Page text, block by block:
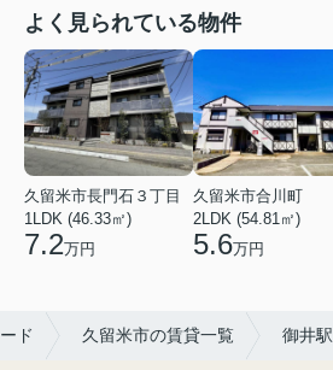
よく見られている物件
久留米市長門石３丁目
1LDK (46.33㎡)
7.2万円
久留米市合川町
2LDK (54.81㎡)
5.6万円
ド 久留米市の賃貸一覧 御井駅